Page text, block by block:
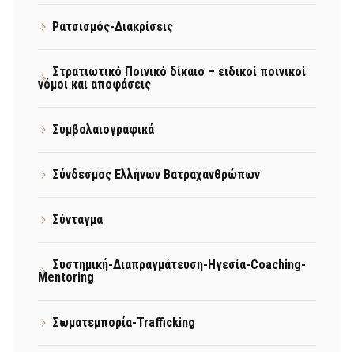
Ρατσισμός-Διακρίσεις
Στρατιωτικό Ποινικό δίκαιο – ειδικοί ποινικοί
νόμοι και αποφάσεις
Συμβολαιογραφικά
Σύνδεσμος Ελλήνων Βατραχανθρώπων
Σύνταγμα
Συστημική-Διαπραγμάτευση-Ηγεσία-Coaching-
Mentoring
Σωματεμπορία-Trafficking